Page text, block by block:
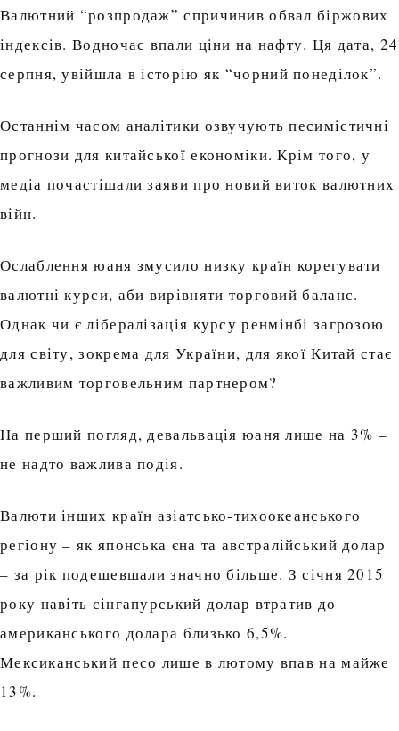
Валютний “розпродаж” спричинив обвал біржових
індексів. Водночас впали ціни на нафту. Ця дата, 24
серпня, увійшла в історію як “чорний понеділок”.
Останнім часом аналітики озвучують песимістичні
прогнози для китайської економіки. Крім того, у
медіа почастішали заяви про новий виток валютних
війн.
Ослаблення юаня змусило низку країн корегувати
валютні курси, аби вирівняти торговий баланс.
Однак чи є лібералізація курсу ренмінбі загрозою
для світу, зокрема для України, для якої Китай стає
важливим торговельним партнером?
На перший погляд, девальвація юаня лише на 3% –
не надто важлива подія.
Валюти інших країн азіатсько-тихоокеанського
регіону – як японська єна та австралійський долар
– за рік подешевшали значно більше. З січня 2015
року навіть сінгапурський долар втратив до
американського долара близько 6,5%.
Мексиканський песо лише в лютому впав на майже
13%.